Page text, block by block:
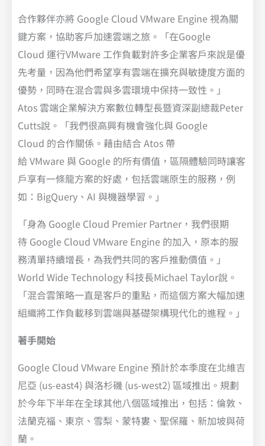
合作夥伴亦將 Google Cloud VMware Engine 視為關
鍵方案，協助客戶加速雲端之旅。「在Google
Cloud 運行VMware 工作負載對許多企業客戶來說是優
先考量，因為他們希望享有雲端在擴充與敏捷度方面的
優勢，同時在混合雲與多雲環境中保持一致性。」
Atos 雲端企業解決方案數位轉型長暨資深副總裁Peter
Cutts說。「我們很高興有機會強化與 Google
Cloud 的合作關係。藉由結合 Atos 帶
給 VMware 與 Google 的所有價值，區隔體驗同時讓客
戶享有一條龍方案的好處，包括雲端原生的服務，例
如：BigQuery、AI 與機器學習。」
「身為 Google Cloud Premier Partner，我們很期
待 Google Cloud VMware Engine 的加入，原本的服
務清單持續增長，為我們共同的客戶推動價值。」
World Wide Technology 科技長Michael Taylor說。
「混合雲策略一直是客戶的重點，而這個方案大幅加速
組織將工作負載移到雲端與基礎架構現代化的進程。」
著手開始
Google Cloud VMware Engine 預計於本季度在北維吉
尼亞 (us-east4) 與洛杉磯 (us-west2) 區域推出。規劃
於今年下半年在全球其他八個區域推出，包括：倫敦、
法蘭克福、東京、雪梨、蒙特婁、聖保羅、新加坡與荷
蘭。